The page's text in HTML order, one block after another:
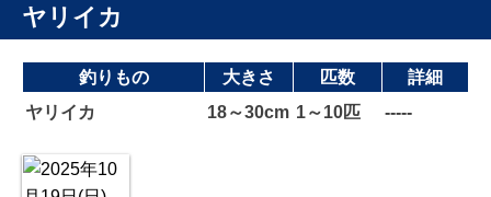
ヤリイカ
釣りもの 大きさ 匹数
詳細
ヤリイカ
18～30cm 1～10匹 -----